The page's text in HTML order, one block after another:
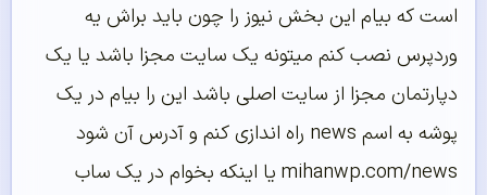
است که بیام این بخش نیوز را چون باید براش یه
وردپرس نصب کنم میتونه یک سایت مجزا باشد یا یک
دپارتمان مجزا از سایت اصلی باشد این را بیام در یک
پوشه به اسم news راه اندازی کنم و آدرس آن شود
mihanwp.com/news یا اینکه بخوام در یک ساب